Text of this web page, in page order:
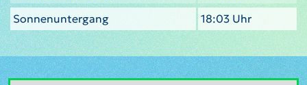
Sonnenuntergang
18:03 Uhr